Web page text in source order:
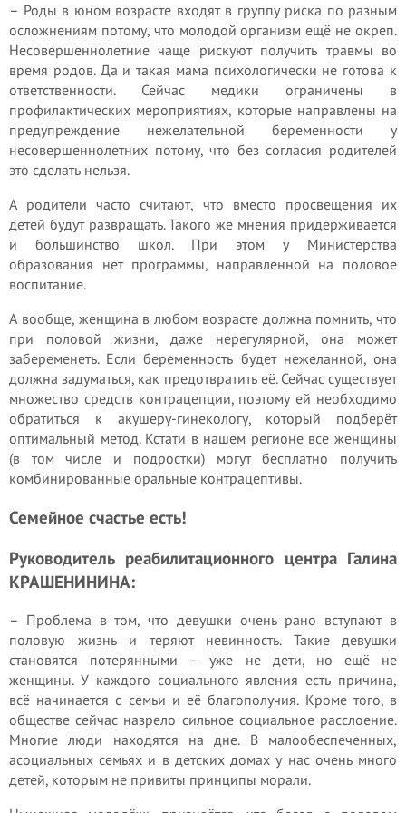
– Роды в юном возрасте входят в группу риска по разным
осложнениям потому, что молодой организм ещё не окреп.
Несовершеннолетние чаще рискуют получить травмы во
время родов. Да и такая мама психологически не готова к
ответственности. Сейчас медики ограничены в
профилактических мероприятиях, которые направлены на
предупреждение нежелательной беременности у
несовершеннолетних потому, что без согласия родителей
это сделать нельзя.
А родители часто считают, что вместо просвещения их
детей будут развращать. Такого же мнения придерживается
и большинство школ. При этом у Министерства
образования нет программы, направленной на половое
воспитание.
А вообще, женщина в любом возрасте должна помнить, что
при половой жизни, даже нерегулярной, она может
забеременеть. Если беременность будет нежеланной, она
должна задуматься, как предотвратить её. Сейчас существует
множество средств контрацепции, поэтому ей необходимо
обратиться к акушеру-гинекологу, который подберёт
оптимальный метод. Кстати в нашем регионе все женщины
(в том числе и подростки) могут бесплатно получить
комбинированные оральные контрацептивы.
Семейное счастье есть!
Руководитель реабилитационного центра Галина
КРАШЕНИНИНА:
– Проблема в том, что девушки очень рано вступают в
половую жизнь и теряют невинность. Такие девушки
становятся потерянными – уже не дети, но ещё не
женщины. У каждого социального явления есть причина,
всё начинается с семьи и её благополучия. Кроме того, в
обществе сейчас назрело сильное социальное расслоение.
Многие люди находятся на дне. В малообеспеченных,
асоциальных семьях и в детских домах у нас очень много
детей, которым не привиты принципы морали.